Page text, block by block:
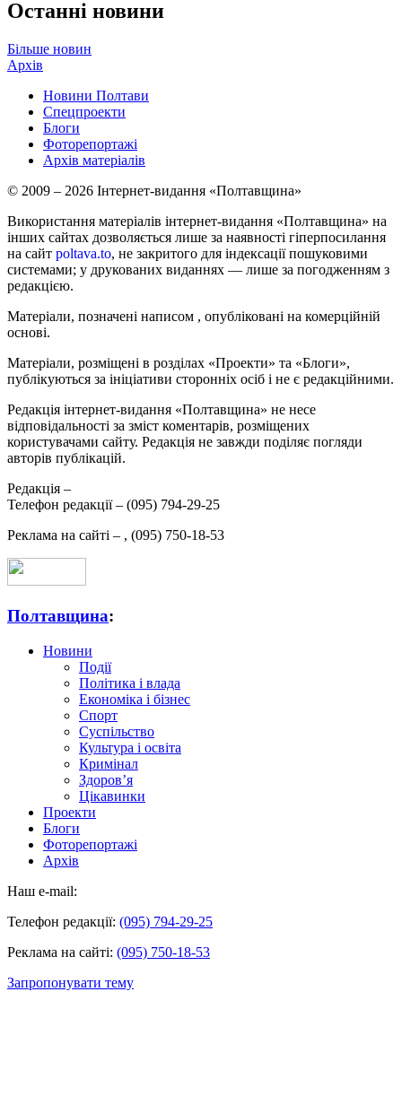
Останні новини
Більше новин
Архів
Новини Полтави
Спецпроекти
Блоги
Фоторепортажі
Архів матеріалів
© 2009 – 2026 Інтернет-видання «Полтавщина»
Використання матеріалів інтернет-видання «Полтавщина» на
інших сайтах дозволяється лише за наявності гіперпосилання
на сайт poltava.to, не закритого для індексації пошуковими
системами; у друкованих виданнях — лише за погодженням з
редакцією.
Матеріали, позначені написом , опубліковані на комерційній
основі.
Матеріали, розміщені в розділах «Проекти» та «Блоги»,
публікуються за ініціативи сторонніх осіб і не є редакційними.
Редакція інтернет-видання «Полтавщина» не несе
відповідальності за зміст коментарів, розміщених
користувачами сайту. Редакція не завжди поділяє погляди
авторів публікацій.
Редакція –
Телефон редакції – (095) 794-29-25
Реклама на сайті – , (095) 750-18-53
Полтавщина:
Новини
Події
Політика і влада
Економіка і бізнес
Спорт
Суспільство
Культура і освіта
Кримінал
Здоров’я
Цікавинки
Проекти
Блоги
Фоторепортажі
Архів
Наш e-mail:
Телефон редакції: (095) 794-29-25
Реклама на сайті: (095) 750-18-53
Запропонувати тему